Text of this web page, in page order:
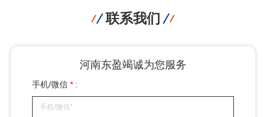
联系我们
河南东盈竭诚为您服务
手机/微信* :